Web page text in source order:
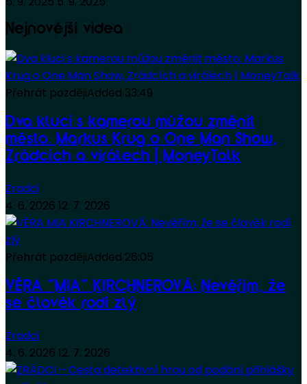
Nejnovější videa
Přehrát pozdějiAdded 33:49
Dva kluci s kamerou můžou změnit
město. Markus Krug o One Man Show,
Zrádcích a virálech | MoneyTalk
Zradci
4. 6. 2026 12. 7. 2026
Přehrát pozdějiAdded 26:05
VĚRA “MIA” KIRCHNEROVÁ: Nevěřím, že
se člověk rodí zlý
Zradci
4. 6. 2026 12. 7. 2026